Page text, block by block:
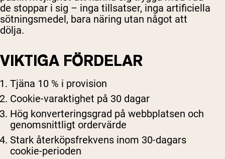
de stoppar i sig – inga tillsatser, inga artificiella
sötningsmedel, bara näring utan något att
dölja.
VIKTIGA FÖRDELAR
Tjäna 10 % i provision
Cookie-varaktighet på 30 dagar
Hög konverteringsgrad på webbplatsen och
genomsnittligt ordervärde
Stark återköpsfrekvens inom 30-dagars
cookie-perioden